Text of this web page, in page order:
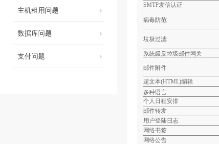
主机租用问题
数据库问题
支付问题
SMTP发信认证
病毒防范
垃圾过滤
系统级反垃圾邮件网关
邮件附件
超文本(HTML)编辑
多种语言
个人日程安排
邮件转发
用户登陆日志
网络书签
网络公告